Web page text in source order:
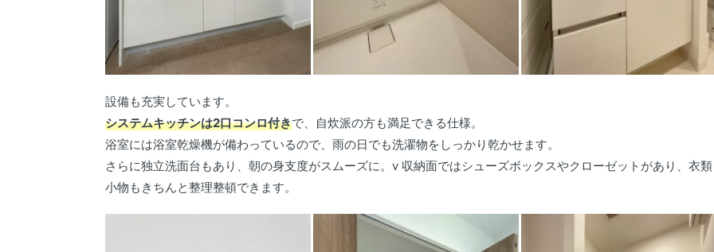
設備も充実しています。
システムキッチンは2口コンロ付きで、自炊派の方も満足できる仕様。
浴室には浴室乾燥機が備わっているので、雨の日でも洗濯物をしっかり乾かせます。
さらに独立洗面台もあり、朝の身支度がスムーズに。v 収納面ではシューズボックスやクローゼットがあり、衣
小物もきちんと整理整頓できます。